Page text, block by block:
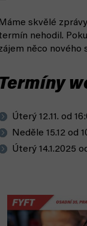
Máme skvělé
nehodil.
něco
Termíny
Úterý 12.11. od
Neděle 15.12 od
Úterý 14.1.2025